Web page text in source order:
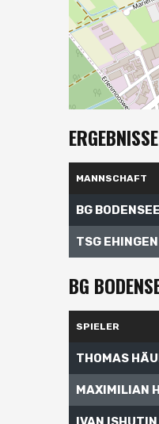
ERGEBNISSE
MANNSCHAFT
BG BODENSEE
TSG EHINGEN
BG
SPIELER
THOMAS
MAXIMILIAN